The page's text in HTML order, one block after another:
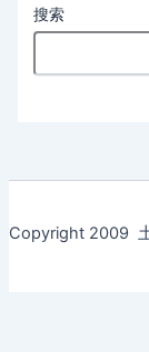
搜索
Copyright 2009